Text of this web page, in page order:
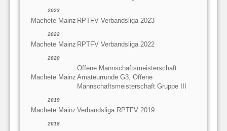
2023
Machete Mainz RPTFV Verbandsliga 2023
2022
Machete Mainz RPTFV Verbandsliga 2022
2020
Machete Mainz
Offene Mannschaftsmeisterschaft
Amateurrunde G3, Offene
Mannschaftsmeisterschaft Gruppe III
2019
Machete Mainz Verbandsliga RPTFV 2019
2018